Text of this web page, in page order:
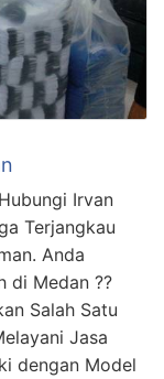
Irvan
Terjangkau
Anda
di Medan ??
Salah Satu
Jasa
dengan Model